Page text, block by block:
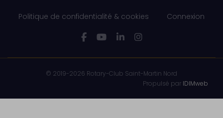
Politique de confidentialité & cookies Connexion
© 2019-2026 Rotary-Club Saint-Martin Nord
Propulsé par IDIMweb